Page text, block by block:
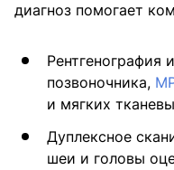
диагноз помогает
Рентгенография
позвоночника,
и мягких
Дуплексное
шеи и головы